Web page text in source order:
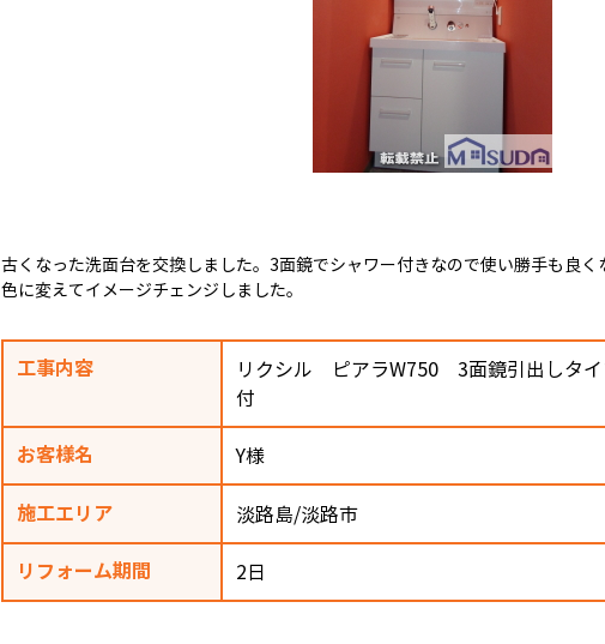
古くなった洗面台を交換しました。3面鏡でシャワー付きなので使い勝手も良
色に変えてイメージチェンジしました。
工事内容
リクシル ピアラW750 3面鏡引出しタ
付
お客様名 Y様
施工エリア 淡路島/淡路市
リフォーム期間 2日